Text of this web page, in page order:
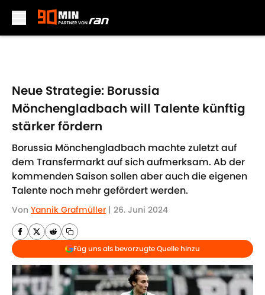
Neue Strategie: Borussia
Mönchengladbach will Talente künftig
stärker fördern
Borussia Mönchengladbach machte zuletzt auf
dem Transfermarkt auf sich aufmerksam. Ab der
kommenden Saison sollen aber auch die eigenen
Talente noch mehr gefördert werden.
Von Yannik Grafmüller | 26. Juni 2024
Füg uns als bevorzugte Quelle hinzu